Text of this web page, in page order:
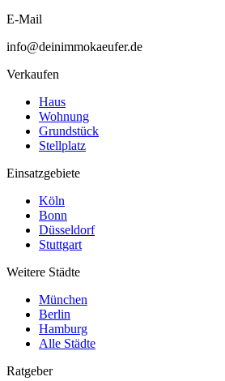
E-Mail
info@deinimmokaeufer.de
Verkaufen
Haus
Wohnung
Grundstück
Stellplatz
Einsatzgebiete
Köln
Bonn
Düsseldorf
Stuttgart
Weitere Städte
München
Berlin
Hamburg
Alle Städte
Ratgeber